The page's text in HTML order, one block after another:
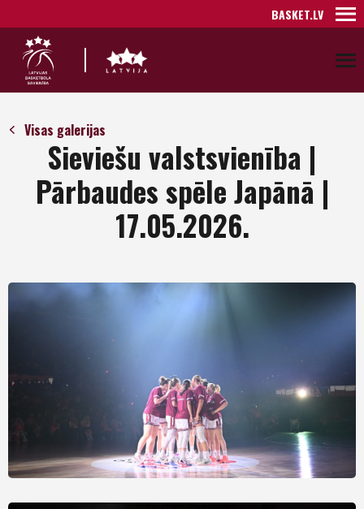
BASKET.LV
Visas galerijas
Sieviešu valstsvienība |
Pārbaudes spēle Japānā |
17.05.2026.